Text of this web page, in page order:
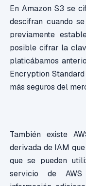
En Amazon S3 se
descifran cuando
previamente
posible cifrar la
platicábamos
Encryption
más seguros del
También existe
derivada de IAM
que se pueden
servicio de AWS